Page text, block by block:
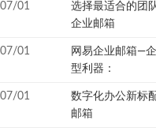
07/01
选择最适合的团
企业邮箱
07/01
网易企业邮箱—
型利器：
07/01
数字化办公新标
邮箱